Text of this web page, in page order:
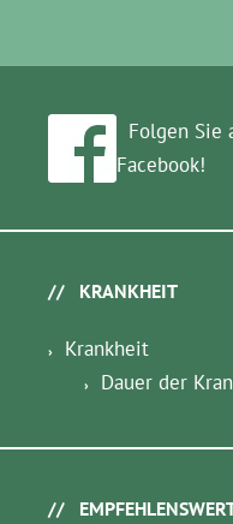
Folgen Sie
Facebook!
KRANKHEIT
Krankheit
Dauer der